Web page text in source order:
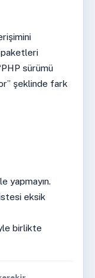
paketleri
sürümü
şeklinde fark
yapmayın.
eksik
birlikte